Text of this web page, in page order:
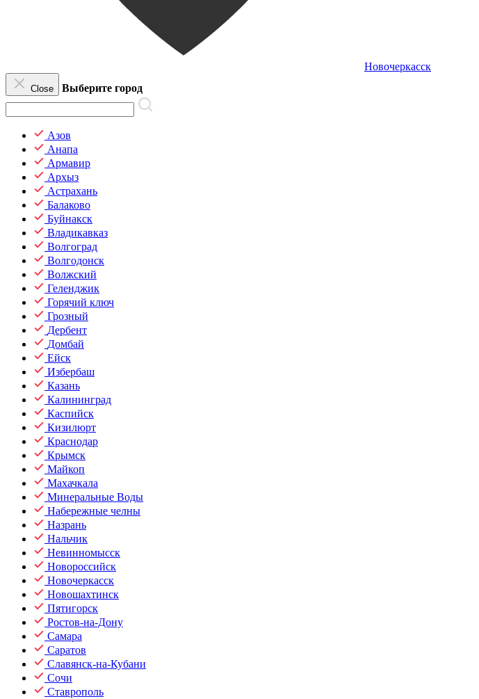
Новочеркасск
Close Выберите город
Азов
Анапа
Армавир
Архыз
Астрахань
Балаково
Буйнакск
Владикавказ
Волгоград
Волгодонск
Волжский
Геленджик
Горячий ключ
Грозный
Дербент
Домбай
Ейск
Избербаш
Казань
Калининград
Каспийск
Кизилюрт
Краснодар
Крымск
Майкоп
Махачкала
Минеральные Воды
Набережные челны
Назрань
Нальчик
Невинномысск
Новороссийск
Новочеркасск
Новошахтинск
Пятигорск
Ростов-на-Дону
Самара
Саратов
Славянск-на-Кубани
Сочи
Ставрополь